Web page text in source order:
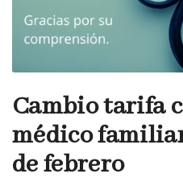
Cambio tarifa
médico
de febrero